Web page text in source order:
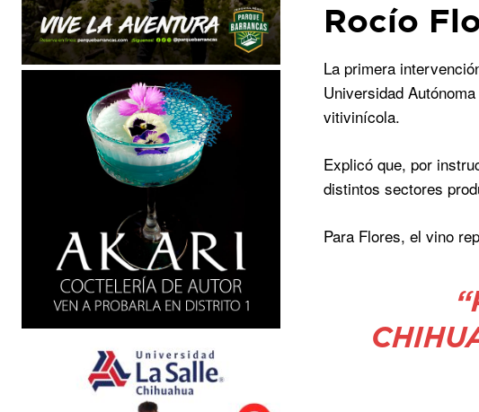
Rocío
La primera
Universidad
vitivinícola.
Explicó que, por
distintos sectores
Para Flores, el vino